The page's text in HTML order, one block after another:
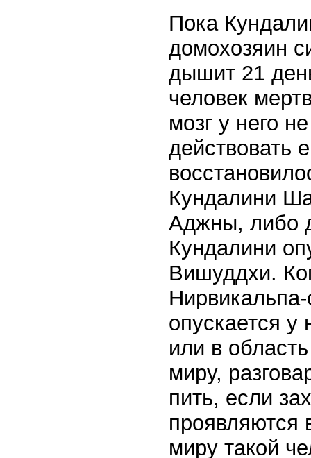
Пока
домохозяин
дышит 21
человек
мозг у него
действовать
Кундалини
Аджны, либо
Кундалини
Вишуддхи.
опускается
или в
миру,
пить, если
проявляются
миру такой